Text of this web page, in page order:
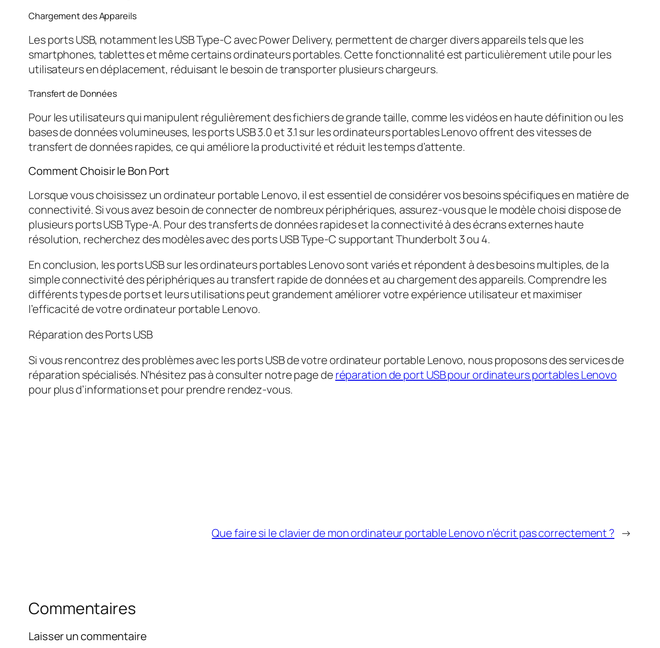
Chargement des Appareils
Les ports USB, notamment les USB Type-C avec Power Delivery, permettent de charger divers appareils tels que les
smartphones, tablettes et même certains ordinateurs portables. Cette fonctionnalité est particulièrement utile pour les
utilisateurs en déplacement, réduisant le besoin de transporter plusieurs chargeurs.
Transfert de Données
Pour les utilisateurs qui manipulent régulièrement des fichiers de grande taille, comme les vidéos en haute définition ou les
bases de données volumineuses, les ports USB 3.0 et 3.1 sur les ordinateurs portables Lenovo offrent des vitesses de
transfert de données rapides, ce qui améliore la productivité et réduit les temps d’attente.
Comment Choisir le Bon Port
Lorsque vous choisissez un ordinateur portable Lenovo, il est essentiel de considérer vos besoins spécifiques en matière de
connectivité. Si vous avez besoin de connecter de nombreux périphériques, assurez-vous que le modèle choisi dispose de
plusieurs ports USB Type-A. Pour des transferts de données rapides et la connectivité à des écrans externes haute
résolution, recherchez des modèles avec des ports USB Type-C supportant Thunderbolt 3 ou 4.
En conclusion, les ports USB sur les ordinateurs portables Lenovo sont variés et répondent à des besoins multiples, de la
simple connectivité des périphériques au transfert rapide de données et au chargement des appareils. Comprendre les
différents types de ports et leurs utilisations peut grandement améliorer votre expérience utilisateur et maximiser
l’efficacité de votre ordinateur portable Lenovo.
Réparation des Ports USB
Si vous rencontrez des problèmes avec les ports USB de votre ordinateur portable Lenovo, nous proposons des services de
réparation spécialisés. N’hésitez pas à consulter notre page de réparation de port USB pour ordinateurs portables Lenovo
pour plus d’informations et pour prendre rendez-vous.
Que faire si le clavier de mon ordinateur portable Lenovo n’écrit pas correctement ? →
Commentaires
Laisser un commentaire